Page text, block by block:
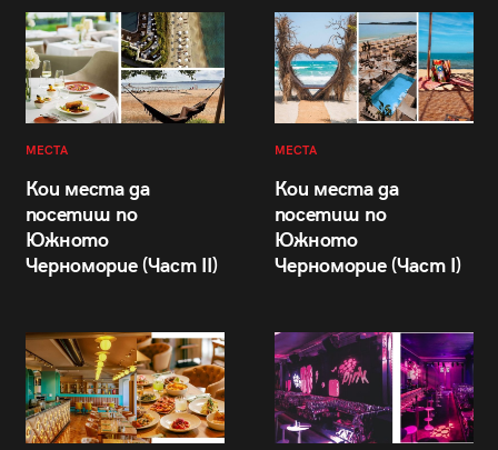
МЕСТА
Кои места да
посетиш по
Южното
Черноморие (Част II)
МЕСТА
Кои места да
посетиш по
Южното
Черноморие (Част I)